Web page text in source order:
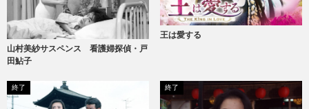
山村美紗サスペンス 看護婦探偵・戸
田鮎子
王は愛する
終了 終了